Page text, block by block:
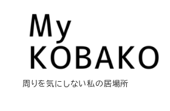
周りを気にしない私の居場所